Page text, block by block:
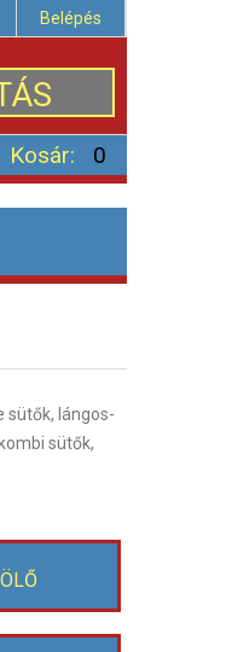
Belépés
Kosár: 0
sütők, lángos-
sütők,